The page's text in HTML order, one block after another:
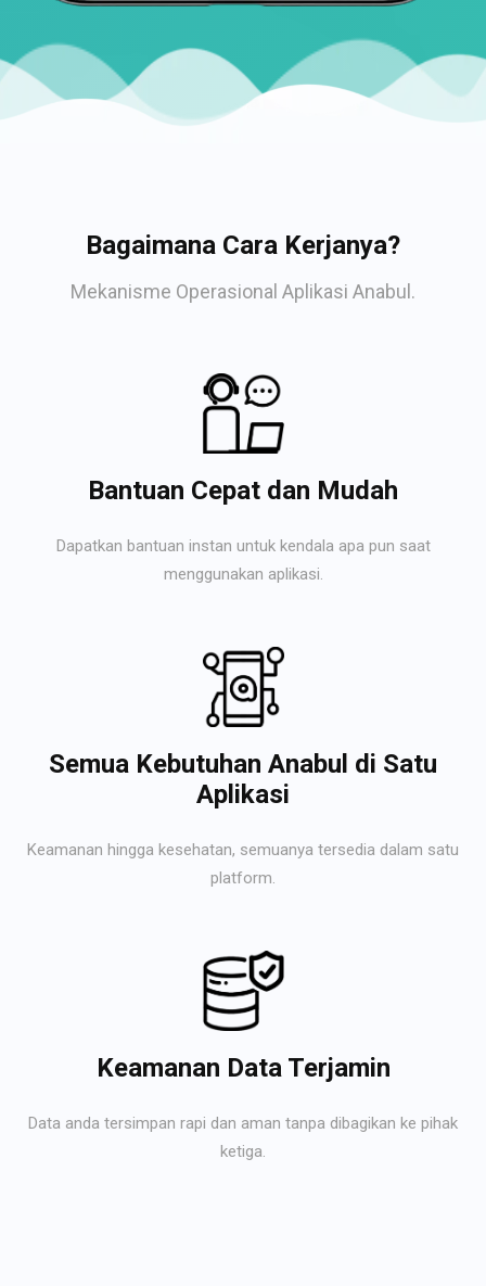
Bagaimana Cara Kerjanya?
Mekanisme Operasional Aplikasi Anabul.
Bantuan Cepat dan Mudah
Dapatkan bantuan instan untuk kendala apa pun saat
menggunakan aplikasi.
Semua Kebutuhan Anabul di Satu
Aplikasi
Keamanan hingga kesehatan, semuanya tersedia dalam satu
platform.
Keamanan Data Terjamin
Data anda tersimpan rapi dan aman tanpa dibagikan ke pihak
ketiga.